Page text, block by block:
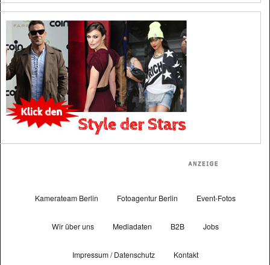
Kamerateam Berlin Fotoagentur Berlin Event-Fotos
Wir über uns Mediadaten B2B Jobs
Impressum / Datenschutz Kontakt